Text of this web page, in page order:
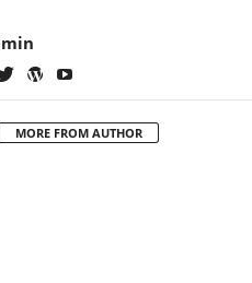
MORE FROM AUTHOR